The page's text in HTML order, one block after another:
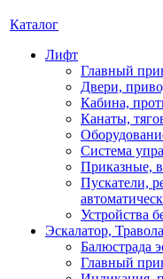
Каталог
Лифт
Главный
Двери,
Кабина,
Канаты,
Система
Приказные,
Пускатели,
Устройства
Эскалатор,
Балюстрада
Главный